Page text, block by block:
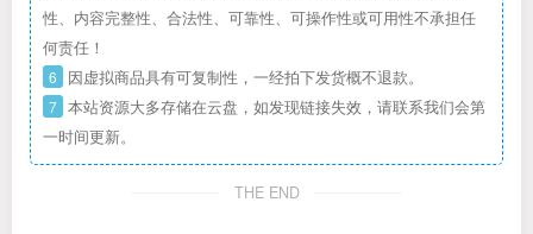
性、内容完整性、合法性、可靠性、可操作性或可用性不承担任
何责任！
6 因虚拟商品具有可复制性，一经拍下发货概不退款。
7 本站资源大多存储在云盘，如发现链接失效，请联系我们会第
一时间更新。
THE END